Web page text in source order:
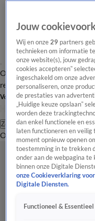
Overzicht Laatste nieuws
redactie
Volg Hart van Nederland
Zoeken
OverzichtRegio
Jouw
Wij en onze29 partners
technieken om informatie
onze website(s), jouw
cookies accepteren”
ingeschakeld om onze
personaliseren, onze
de prestaties van
„Huidige keuze opslaan”
worden deze
dan enkel functionele en
laten functioneren en veilig
moment opnieuw openen
toestemming in te trekken
onder aan de webpagina te
binnen onze Digitale
onze Cookieverklaring
Digitale Diensten.
Functioneel & Essentieel